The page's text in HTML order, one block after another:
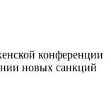
конференции
новых санкций